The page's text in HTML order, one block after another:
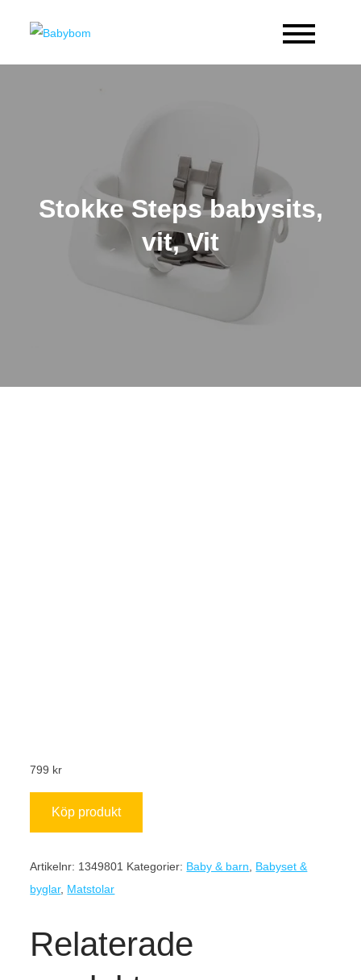
Stokke Steps babysits,
vit, Vit
799 kr
Köp produkt
Artikelnr: 1349801 Kategorier: Baby & barn
Babyset &
byglar, Matstolar
Relaterade